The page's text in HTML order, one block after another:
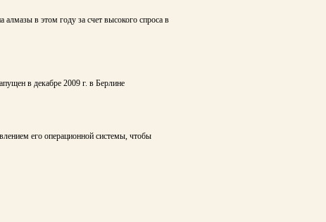
в этом году за счет высокого спроса в
в декабре 2009 г. в Берлине
его операционной системы, чтобы